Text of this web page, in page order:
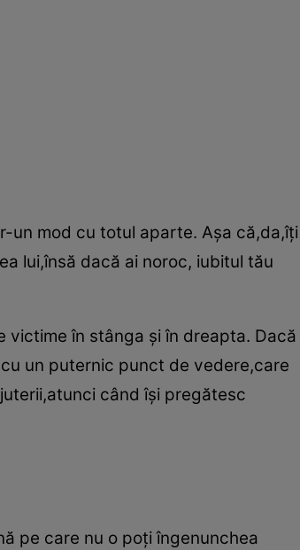
un mod cu totul aparte. Aşa că,da,îţi
lui,însă dacă ai noroc, iubitul tău
victime în stânga şi în dreapta. Dacă
un puternic punct de vedere,care
când îşi pregătesc
pe care nu o poţi îngenunchea